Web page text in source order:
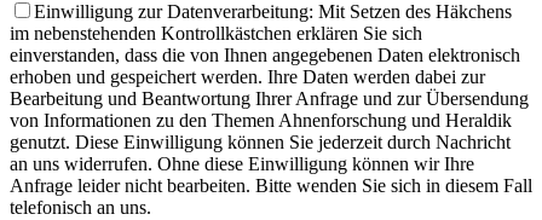
Einwilligung zur Datenverarbeitung: Mit Setzen des Häkchens
im nebenstehenden Kontrollkästchen erklären Sie sich
einverstanden, dass die von Ihnen angegebenen Daten elektronisch
erhoben und gespeichert werden. Ihre Daten werden dabei zur
Bearbeitung und Beantwortung Ihrer Anfrage und zur Übersendung
von Informationen zu den Themen Ahnenforschung und Heraldik
genutzt. Diese Einwilligung können Sie jederzeit durch Nachricht
an uns widerrufen. Ohne diese Einwilligung können wir Ihre
Anfrage leider nicht bearbeiten. Bitte wenden Sie sich in diesem Fall
telefonisch an uns.